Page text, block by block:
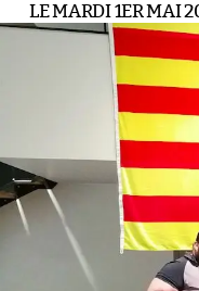
LE MARDI 1ER MAI